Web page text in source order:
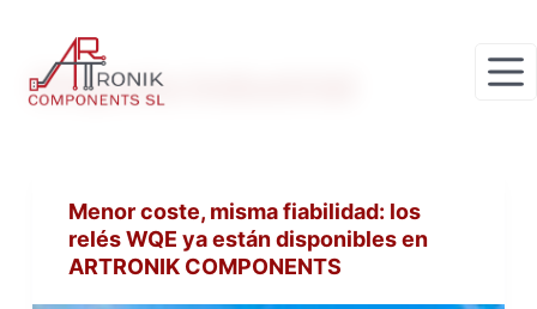
Etiqueta
Menor coste, misma fiabilidad: los
relés WQE ya están disponibles en
ARTRONIK COMPONENTS